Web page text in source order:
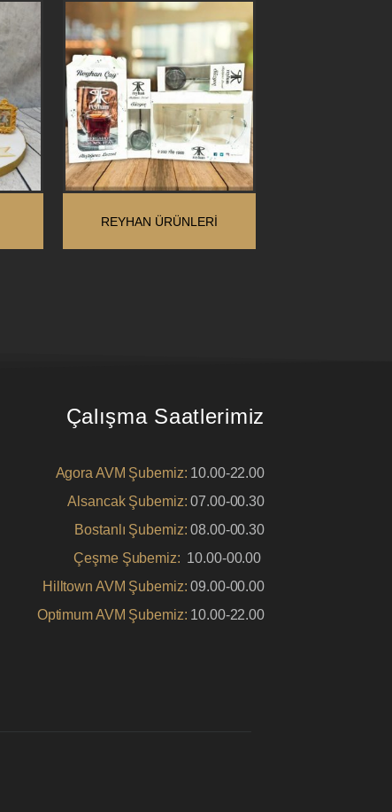
REYHAN ÜRÜNLERI
Çalışma Saatlerimiz
Agora AVM Şubemiz: 10.00-22.00
Alsancak Şubemiz: 07.00-00.30
Bostanlı Şubemiz: 08.00-00.30
Çeşme Şubemiz: 10.00-00.00
Hilltown AVM Şubemiz: 09.00-00.00
Optimum AVM Şubemiz: 10.00-22.00